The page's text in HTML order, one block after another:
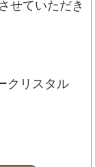
せていただき
クリスタル